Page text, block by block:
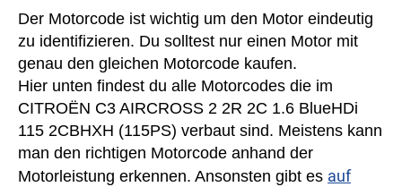
Der Motorcode ist wichtig um den Motor eindeutig
zu identifizieren. Du solltest nur einen Motor mit
genau den gleichen Motorcode kaufen.
Hier unten findest du alle Motorcodes die im
CITROËN C3 AIRCROSS 2 2R 2C 1.6 BlueHDi
115 2CBHXH (115PS) verbaut sind. Meistens kann
man den richtigen Motorcode anhand der
Motorleistung erkennen. Ansonsten gibt es auf